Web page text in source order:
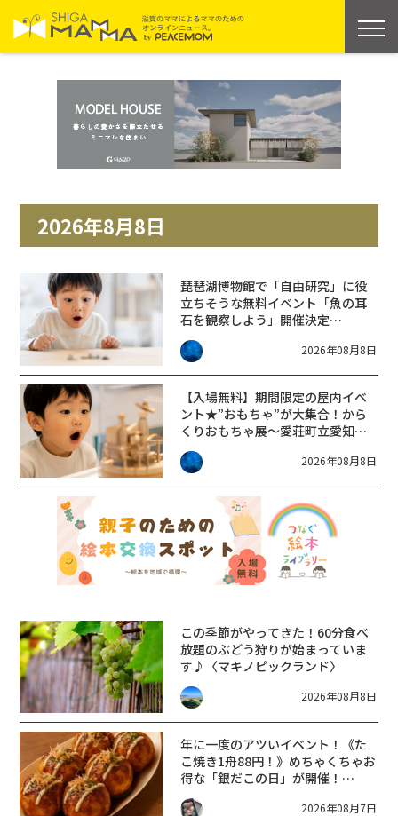
2026年8月8日
琵琶湖博物館で「自由研究」に役
立ちそうな無料イベント「魚の耳
石を観察しよう」開催決定
【8/22】
2026年08月8日
【入場無料】期間限定の屋内イベ
ント★”おもちゃ”が大集合！から
くりおもちゃ展～愛荘町立愛知川
びんてまりの館～
2026年08月8日
この季節がやってきた！60分食べ
放題のぶどう狩りが始まっていま
す♪〈マキノピックランド〉
2026年08月8日
年に一度のアツいイベント！《た
こ焼き1舟88円！》めちゃくちゃお
得な「銀だこの日」が開催！
【8/8】
2026年08月7日